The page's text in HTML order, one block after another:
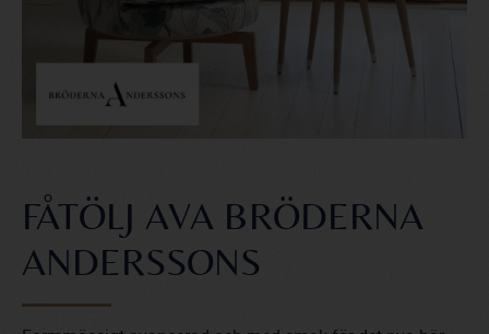
FÅTÖLJ AVA BRÖDERNA
ANDERSSONS